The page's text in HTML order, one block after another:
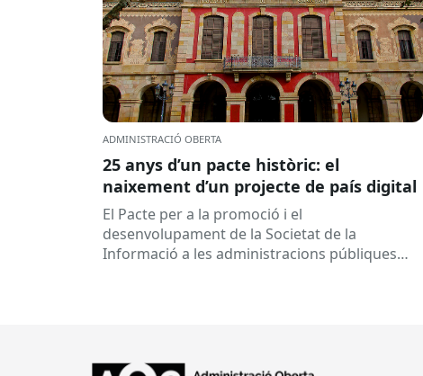
ADMINISTRACIÓ OBERTA
25 anys d’un pacte històric: el
naixement d’un projecte de país digital
El Pacte per a la promoció i el
desenvolupament de la Societat de la
Informació a les administracions públiques